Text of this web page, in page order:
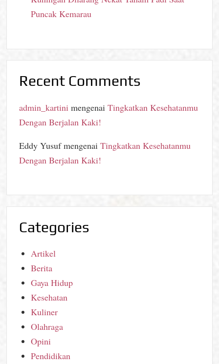
Puncak Kemarau
Recent Comments
admin_kartini mengenaiTingkatkan Kesehatanmu
Dengan Berjalan Kaki!
Eddy YusufmengenaiTingkatkan Kesehatanmu
Dengan Berjalan Kaki!
Categories
Artikel
Berita
Gaya Hidup
Kesehatan
Kuliner
Olahraga
Opini
Pendidikan